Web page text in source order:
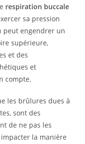
respiration buccale
sa pression
peut engendrer un
supérieure,
et des
et
compte.
les brûlures dues à
sont des
de ne pas les
la manière